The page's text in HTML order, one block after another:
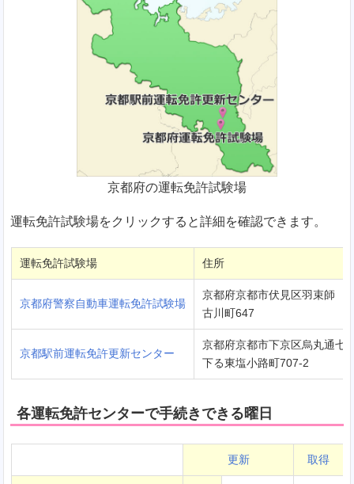
京都府の運転免許試験場
運転免許試験場をクリックすると詳細を確認できます。
運転免許試験場 住所
京都府警察自動車運転免許試験場
京都府京都市伏見区羽束師
古川町647
京都駅前運転免許更新センター
京都府京都市下京区烏丸通七
下る東塩小路町707-2
各運転免許センターで手続きできる曜日
更新 取得